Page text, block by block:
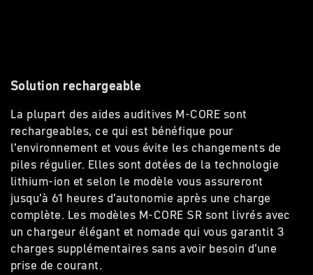
Solution rechargeable
La plupart des aides auditives M-CORE sont
rechargeables, ce qui est bénéfique pour
l’environnement et vous évite les changements de
piles régulier. Elles sont dotées de la technologie
lithium-ion et selon le modèle vous assureront
jusqu’à 61 heures d’autonomie après une charge
complète. Les modèles M-CORE SR sont livrés avec
un chargeur élégant et nomade qui vous garantit 3
charges supplémentaires sans avoir besoin d’une
prise de courant.